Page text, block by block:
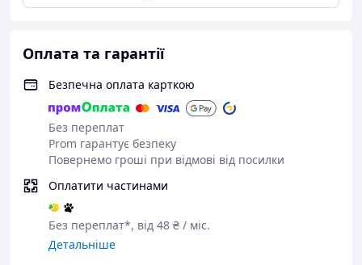
Оплата та гарантії
Безпечна оплата карткою
Без переплат
Prom гарантує безпеку
Повернемо гроші при відмові від посилки
Оплатити частинами
Без переплат*, від 48 ₴ / міс.
Детальніше